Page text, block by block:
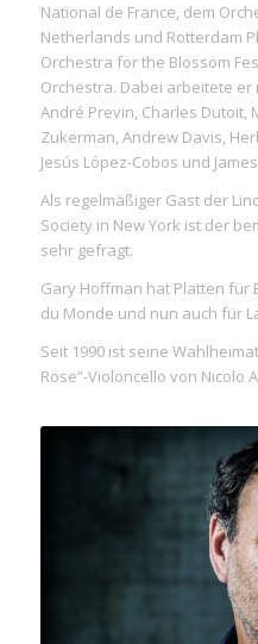
National de France, dem
Netherlands und Rotterdam
Orchestra for the Blossom
Orchestra. Dabei arbeitete
André Previn, Charles Dutoit,
Zukerman, Andrew Davis,
Jesús López-Cobos und
Als regelmäßiger Gast der
Society in New York ist der
sehr gefragt.
Gary Hoffman hat Platten für
du Monde und nun auch für
Seit 1990 ist seine
Rose“-Violoncello von Nicolo